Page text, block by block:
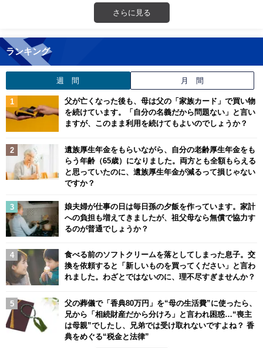
さらに見る
ランキング
週 間 月 間
父が亡くなった後も、母は父の「家族カード」で買い物
を続けています。「自分の名義だから問題ない」と言い
ますが、このまま利用を続けてもよいのでしょうか？
遺族厚生年金をもらいながら、自分の老齢厚生年金をも
らう年齢（65歳）になりました。両方とも全額もらえる
と思っていたのに、遺族厚生年金が減るって損じゃない
ですか？
娘夫婦が仕事の日は毎日孫の夕飯を作っています。家計
への負担も増えてきましたが、祖父母なら無償で協力す
るのが普通でしょうか？
食べる前のソフトクリームを落としてしまった息子。交
換を依頼すると「新しいものを買ってください」と言わ
れました。わざとではないのに、理不尽すぎませんか？
父の葬儀で「香典80万円」を“母の生活費”に使ったら、
兄から「相続財産だから分けろ」と言われ困惑…“喪主
は母親”でしたし、兄弟では受け取れないですよね？ 香
典をめぐる“税金と法律”